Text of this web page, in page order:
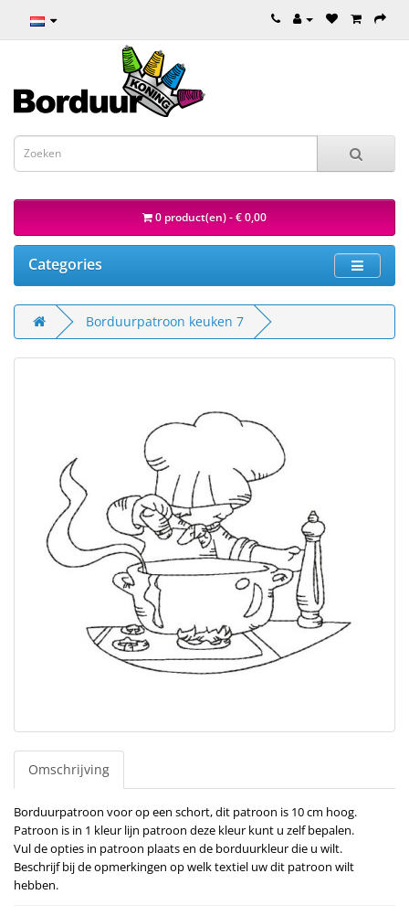
0 product(en) - € 0,00
Categories
Borduurpatroon keuken 7
Omschrijving
Borduurpatroon voor op een schort, dit patroon is 10 cm hoog.
Patroon is in 1 kleur lijn patroon deze kleur kunt u zelf bepalen.
Vul de opties in patroon plaats en de borduurkleur die u wilt.
Beschrijf bij de opmerkingen op welk textiel uw dit patroon wilt
hebben.